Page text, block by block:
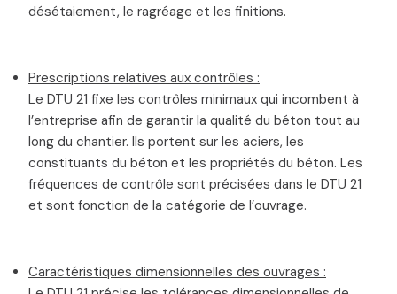
désétaiement, le ragréage et les finitions.
Prescriptions relatives aux contrôles :
Le DTU 21 fixe les contrôles minimaux qui incombent à
l’entreprise afin de garantir la qualité du béton tout au
long du chantier. Ils portent sur les aciers, les
constituants du béton et les propriétés du béton. Les
fréquences de contrôle sont précisées dans le DTU 21
et sont fonction de la catégorie de l’ouvrage.
Caractéristiques dimensionnelles des ouvrages :